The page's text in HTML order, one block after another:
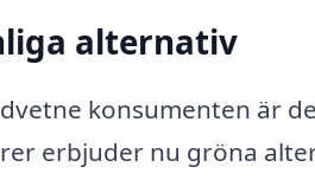
alternativ
konsumenten är
erbjuder nu gröna